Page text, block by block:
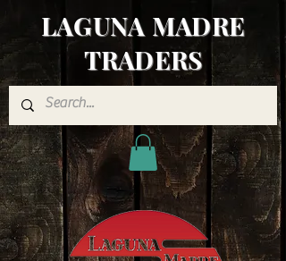
LAGUNA MADRE
TRADERS